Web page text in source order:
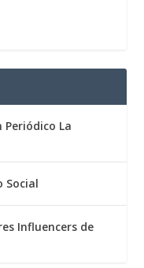
La
Social
Influencers de